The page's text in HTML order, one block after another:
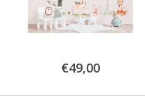
Special
Price
€49,00